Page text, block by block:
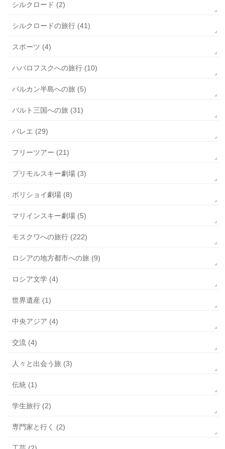
シルクロード (2)
シルクロードの旅行 (41)
スポーツ (4)
ハバロフスクへの旅行 (10)
バルカン半島への旅 (5)
バルト三国への旅 (31)
バレエ (29)
フリーツアー (21)
プリモルスキー劇場 (3)
ボリショイ劇場 (8)
マリインスキー劇場 (5)
モスクワへの旅行 (222)
ロシアの地方都市への旅 (9)
ロシア文学 (4)
世界遺産 (1)
中央アジア (4)
交流 (4)
人々と出会う旅 (3)
伝統 (1)
学生旅行 (2)
専門家と行く (2)